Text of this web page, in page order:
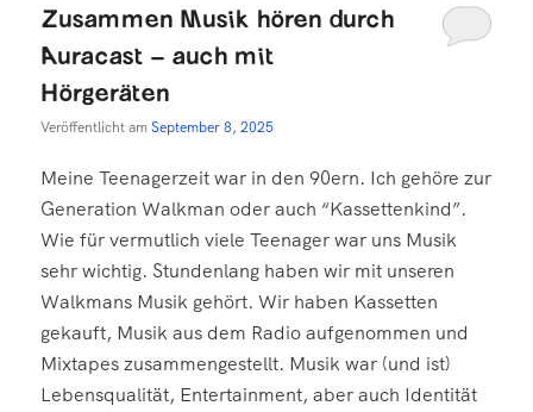
Zusammen Musik hören durch
Auracast – auch mit
Hörgeräten
Veröffentlicht amSeptember 8, 2025
Meine Teenagerzeit war in den 90ern. Ich gehöre zur
Generation Walkman oder auch “Kassettenkind”.
Wie für vermutlich viele Teenager war uns Musik
sehr wichtig. Stundenlang haben wir mit unseren
Walkmans Musik gehört. Wir haben Kassetten
gekauft, Musik aus dem Radio aufgenommen und
Mixtapes zusammengestellt. Musik war (und ist)
Lebensqualität, Entertainment, aber auch Identität